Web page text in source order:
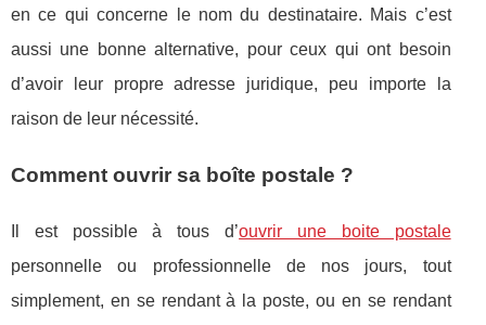
en ce qui concerne le nom du destinataire. Mais c’est
aussi une bonne alternative, pour ceux qui ont besoin
d’avoir leur propre adresse juridique, peu importe la
raison de leur nécessité.
Comment ouvrir sa boîte postale ?
Il est possible à tous d’ouvrir une boite postale
personnelle ou professionnelle de nos jours, tout
simplement, en se rendant à la poste, ou en se rendant